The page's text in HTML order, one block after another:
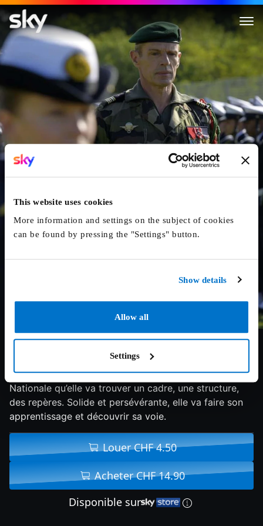
This website uses cookies
More information and settings on the subject of cookies
can be found by pressing the "Settings" button.
Show details
Allow all
Settings
Volontaire
5.7/10 2018 101 min Drame
Laure a 23 ans. Elle se cherche. C’est dans la Marine
Nationale qu’elle va trouver un cadre, une structure,
des repères. Solide et persévérante, elle va faire son
apprentissage et découvrir sa voie.
Louer CHF 4.50
Acheter CHF 14.90
Disponible sur